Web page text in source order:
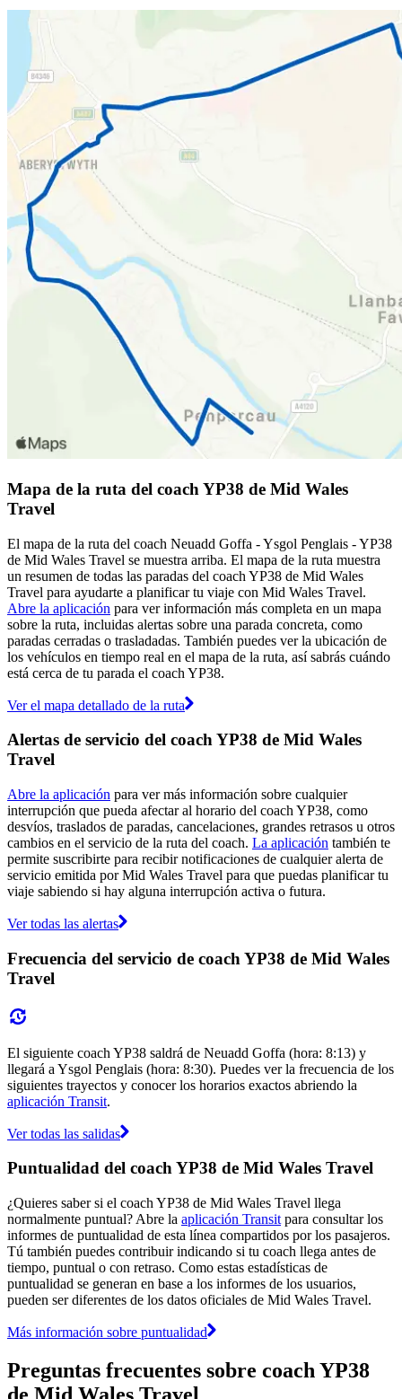
Mapa de la ruta del coach YP38 de Mid Wales
Travel
El mapa de la ruta del coach Neuadd Goffa - Ysgol Penglais - YP38
de Mid Wales Travel se muestra arriba. El mapa de la ruta muestra
un resumen de todas las paradas del coach YP38 de Mid Wales
Travel para ayudarte a planificar tu viaje con Mid Wales Travel.
Abre la aplicación para ver información más completa en un mapa
sobre la ruta, incluidas alertas sobre una parada concreta, como
paradas cerradas o trasladadas. También puedes ver la ubicación de
los vehículos en tiempo real en el mapa de la ruta, así sabrás cuándo
está cerca de tu parada el coach YP38.
Ver el mapa detallado de la ruta
Alertas de servicio del coach YP38 de Mid Wales
Travel
Abre la aplicación para ver más información sobre cualquier
interrupción que pueda afectar al horario del coach YP38, como
desvíos, traslados de paradas, cancelaciones, grandes retrasos u otros
cambios en el servicio de la ruta del coach. La aplicación también te
permite suscribirte para recibir notificaciones de cualquier alerta de
servicio emitida por Mid Wales Travel para que puedas planificar tu
viaje sabiendo si hay alguna interrupción activa o futura.
Ver todas las alertas
Frecuencia del servicio de coach YP38 de Mid Wales
Travel
El siguiente coach YP38 saldrá de Neuadd Goffa (hora: 8:13) y
llegará a Ysgol Penglais (hora: 8:30). Puedes ver la frecuencia de los
siguientes trayectos y conocer los horarios exactos abriendo la
aplicación Transit.
Ver todas las salidas
Puntualidad del coach YP38 de Mid Wales Travel
¿Quieres saber si el coach YP38 de Mid Wales Travel llega
normalmente puntual? Abre la aplicación Transit para consultar los
informes de puntualidad de esta línea compartidos por los pasajeros.
Tú también puedes contribuir indicando si tu coach llega antes de
tiempo, puntual o con retraso. Como estas estadísticas de
puntualidad se generan en base a los informes de los usuarios,
pueden ser diferentes de los datos oficiales de Mid Wales Travel.
Más información sobre puntualidad
Preguntas frecuentes sobre coach YP38